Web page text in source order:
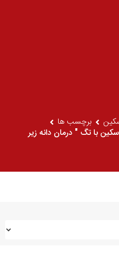
برچسب ها
با تگ " درمان دانه زیر